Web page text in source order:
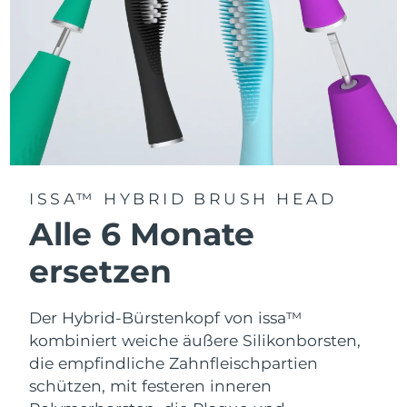
ISSA™ HYBRID BRUSH HEAD
Alle 6 Monate
ersetzen
Der Hybrid-Bürstenkopf von issa™
kombiniert weiche äußere Silikonborsten,
die empfindliche Zahnfleischpartien
schützen, mit festeren inneren